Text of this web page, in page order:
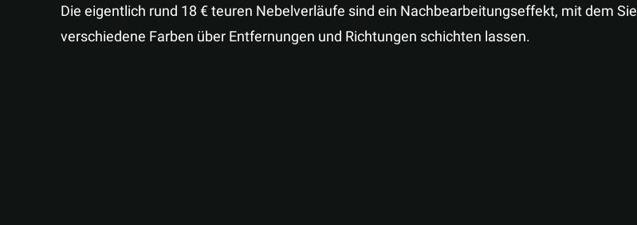
Die eigentlich rund 18 € teuren Nebelverläufe sind ein Nachbearbeitungseffekt, mit dem Sie
verschiedene Farben über Entfernungen und Richtungen schichten lassen.